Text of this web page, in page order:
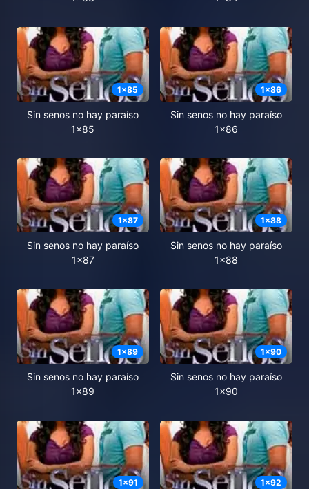
1x85
Sin senos no hay paraíso
1x85
1x86
Sin senos no hay paraíso
1x86
1x87
Sin senos no hay paraíso
1x87
1x88
Sin senos no hay paraíso
1x88
1x89
Sin senos no hay paraíso
1x89
1x90
Sin senos no hay paraíso
1x90
1x91 1x92